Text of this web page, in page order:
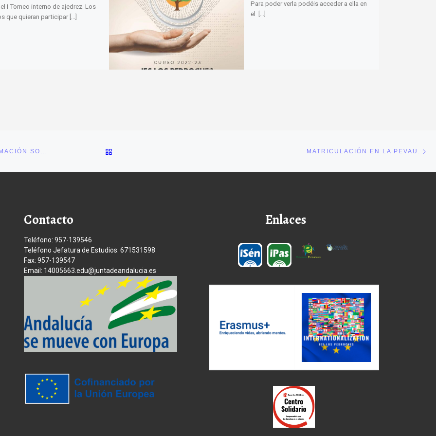
I Torneo interno de ajedrez. Los
que quieran participar […]
Para poder verla podéis acceder a ella en
el […]
ENLACE A LA CONFERENCIA DEL 15 DE JUNIO E INFORMACIÓN SOBRE EL ACCESO A LA UNIVERSIDAD MATRICULACIÓN EN LA PEVAU.
Contacto
Teléfono: 957-139546
Teléfono Jefatura de Estudios: 671531598
Fax: 957-139547
Email: 14005663.edu@juntadeandalucia.es
Enlaces